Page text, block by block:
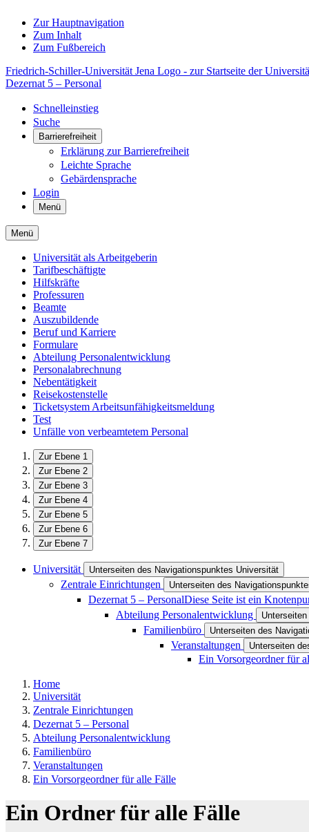
Zur Hauptnavigation
Zum Inhalt
Zum Fußbereich
Friedrich-Schiller-Universität Jena Logo - zur Startseite der
Dezernat 5 –​​ Personal
Schnelleinstieg
Suche
Barrierefreiheit
Erklärung zur Barrierefreiheit
Leichte Sprache
Gebärdensprache
Login
Menü
Menü
Universität als Arbeitgeberin
Tarifbeschäftigte
Hilfskräfte
Professuren
Beamte
Auszubildende
Beruf und Karriere
Formulare
Abteilung Personalentwicklung
Personalabrechnung
Nebentätigkeit
Reisekostenstelle
Ticketsystem Arbeitsunfähigkeitsmeldung
Test
Unfälle von verbeamtetem Personal
Zur Ebene 1
Zur Ebene 2
Zur Ebene 3
Zur Ebene 4
Zur Ebene 5
Zur Ebene 6
Zur Ebene 7
Universität Unterseiten des Navigationspunktes Universität
Zentrale Einrichtungen Unterseiten des
Dezernat 5 –​​ PersonalDiese Seite ist ein
Abteilung Personalentwicklung
Familienbüro Unterseiten des
Veranstaltungen Unterseiten
Ein Vorsorgeordner für
Home
Universität
Zentrale Einrichtungen
Dezernat 5 –​​ Personal
Abteilung Personalentwicklung
Familienbüro
Veranstaltungen
Ein Vorsorgeordner für alle Fälle
Ein Ordner für alle Fälle